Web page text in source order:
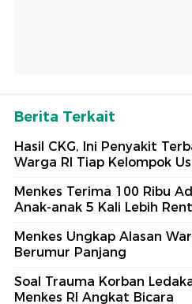
Berita Terkait
Hasil CKG, Ini Penyakit
Warga RI Tiap Kelompok
Menkes Terima 100 Ribu
Anak-anak 5 Kali Lebih
Menkes Ungkap Alasan
Berumur Panjang
Soal Trauma Korban
Menkes RI Angkat Bicara